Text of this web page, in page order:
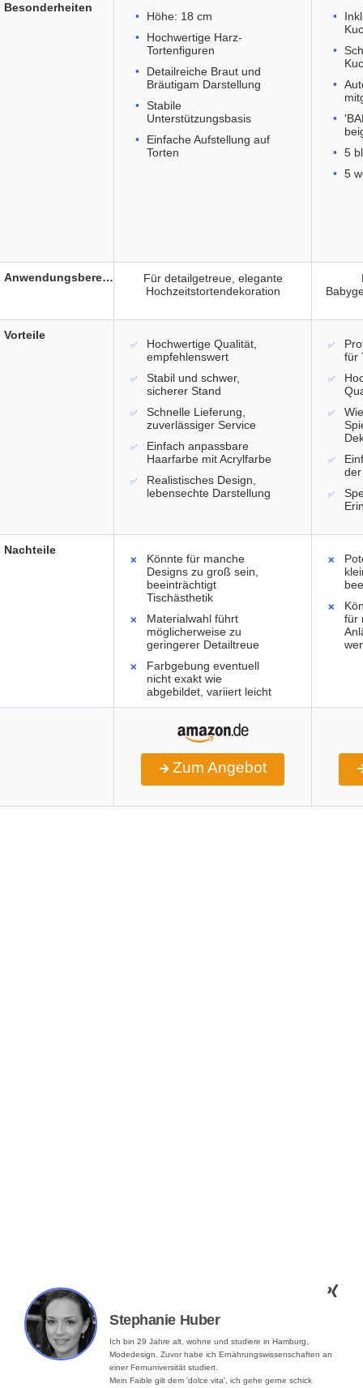
Höhe: 18 cm
Hochwertige Harz-
Tortenfiguren
Detailreiche Braut und
Bräutigam Darstellung
Stabile
Unterstützungsbasis
Einfache Aufstellung auf
Torten
5
5
Für detailgetreue, elegante
Hochzeitstortendekoration
Hochwertige Qualität,
empfehlenswert
Stabil und schwer,
sicherer Stand
Schnelle Lieferung,
zuverlässiger Service
Einfach anpassbare
Haarfarbe mit Acrylfarbe
Realistisches Design,
lebensechte Darstellung
für
Könnte für manche
Designs zu groß sein,
beeinträchtigt
Tischästhetik
Materialwahl führt
möglicherweise zu
geringerer Detailtreue
Farbgebung eventuell
nicht exakt wie
abgebildet, variiert leicht
für
Zum Angebot
Besonderheiten
Anwendungsbereich
Vorteile
Nachteile
Stephanie Huber
Ich bin 29 Jahre alt, wohne und studiere in Hamburg,
Modedesign. Zuvor habe ich Ernährungswissenschaften an
einer Fernuniversität studiert.
Mein Faible gilt dem 'dolce vita', ich gehe gerne schick